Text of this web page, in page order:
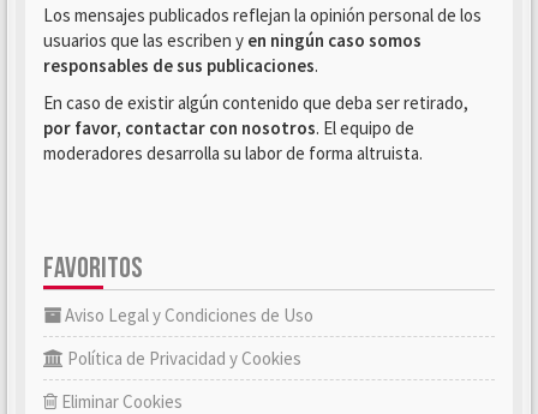
Los mensajes publicados reflejan la opinión personal de los
usuarios que las escriben y en ningún caso somos
responsables de sus publicaciones.
En caso de existir algún contenido que deba ser retirado,
por favor, contactar con nosotros. El equipo de
moderadores desarrolla su labor de forma altruista.
FAVORITOS
Aviso Legal y Condiciones de Uso
Política de Privacidad y Cookies
Eliminar Cookies